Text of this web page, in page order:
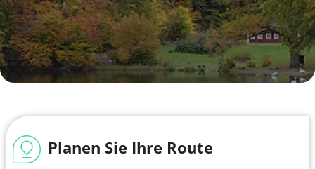
Planen Sie Ihre Route